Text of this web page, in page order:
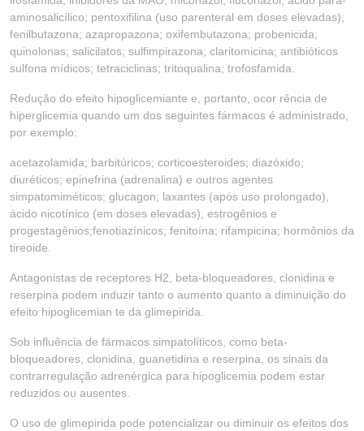
aminosalicílico; pentoxifilina (uso parenteral em doses elevadas);
fenilbutazona; azapropazona; oxifembutazona; probenicida;
quinolonas; salicilatos; sulfimpirazona; claritomicina; antibióticos
sulfona mídicos; tetraciclinas; tritoqualina; trofosfamida.
Redução do efeito hipoglicemiante e, portanto, ocor rência de
hiperglicemia quando um dos seguintes fármacos é administrado,
por exemplo:
acetazolamida; barbitúricos; corticoesteroides; diazóxido;
diuréticos; epinefrina (adrenalina) e outros agentes
simpatomiméticos; glucagon; laxantes (após uso prolongado),
ácido nicotínico (em doses elevadas), estrogênios e
progestagênios;fenotiazínicos; fenitoína; rifampicina; hormônios da
tireoide.
Antagonistas de receptores H2, beta-bloqueadores, clonidina e
reserpina podem induzir tanto o aumento quanto a diminuição do
efeito hipoglicemian te da glimepirida.
Sob influência de fármacos simpatolíticos, como beta-
bloqueadores, clonidina, guanetidina e reserpina, os sinais da
contrarregulação adrenérgica para hipoglicemia podem estar
reduzidos ou ausentes.
O uso de glimepirida pode potencializar ou diminuir os efeitos dos